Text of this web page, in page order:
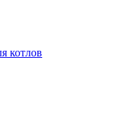
котлов